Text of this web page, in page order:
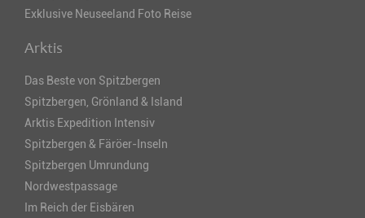
Exklusive Neuseeland Foto Reise
Arktis
Das Beste von Spitzbergen
Spitzbergen, Grönland & Island
Arktis Expedition Intensiv
Spitzbergen & Färöer-Inseln
Spitzbergen Umrundung
Nordwestpassage
Im Reich der Eisbären